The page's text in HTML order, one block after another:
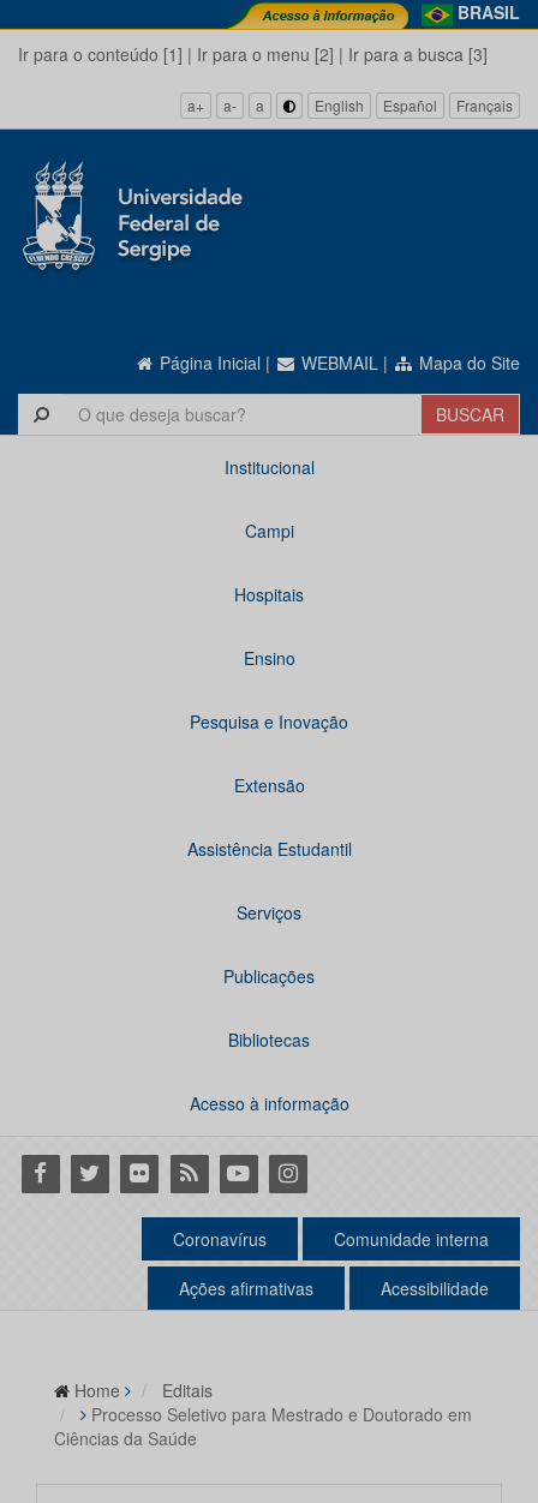
BRASIL
Ir para o conteúdo [1] | Ir para o menu [2] | Ir para a busca [3]
a+ a- a English Español Français
Página Inicial | WEBMAIL | Mapa do Site
Institucional
Campi
Hospitais
Ensino
Pesquisa e Inovação
Extensão
Assistência Estudantil
Serviços
Publicações
Bibliotecas
Acesso à informação
Facebook
Twitter Flickr RSS YoutubeInstagram
Coronavírus Comunidade interna
Ações afirmativas Acessibilidade
Home
Editais
Processo Seletivo para Mestrado e Doutorado em
Ciências da Saúde